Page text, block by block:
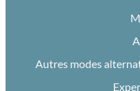
Autres modes